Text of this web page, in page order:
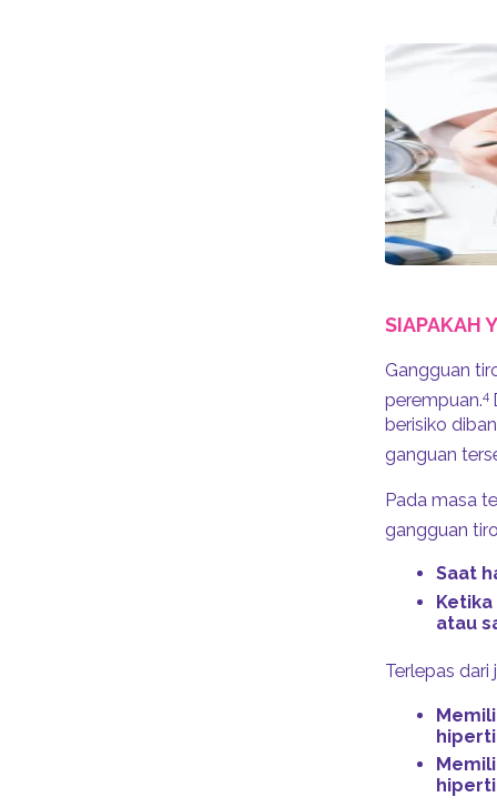
SIAPAKAH
Gangguan
perempuan.4
berisiko
ganguan
Pada masa
gangguan
Saat
atau
Terlepas dari